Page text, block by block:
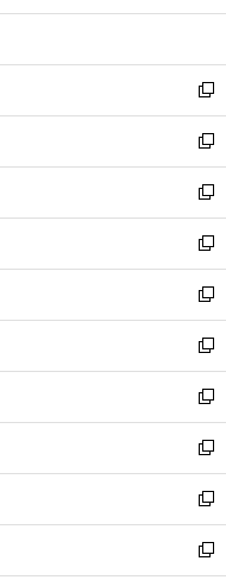
開
ウ
開
く
ン
ウ
で
開
く
ウ
ン
ド
ウ
で
開
く
新
し
い
ウ
ィ
ン
ド
ウ
で
開
く
新
し
い
ウ
ィ
ン
ド
ウ
で
開
く
新
し
い
ウ
ィ
ン
ド
ウ
で
開
く
新
し
い
ウ
ィ
ン
ド
ウ
で
開
く
新
し
い
ウ
ィ
ン
ド
ウ
で
開
く
新
し
い
ウ
ィ
ン
ド
ウ
で
開
新
し
い
ウ
ィ
ン
ド
新
し
い
ウ
ィ
新
し
い
新